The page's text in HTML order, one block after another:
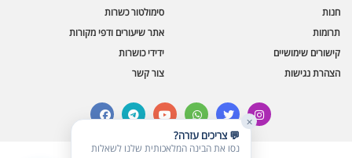
חנות
תרומות
קישורים שימושיים
הצהרת נגישות
סימולטור כשרות
אתר שיעורים ודפי מקורות
ידידי כושרות
צור קשר
facebooktelegramyoutubewhatsapptwitter
instagram
🔀 תערובות כלים ומאכלים
✕
💬 צריכים עזרה?
נסו את הבינה המלאכותית שלנו לשאלות